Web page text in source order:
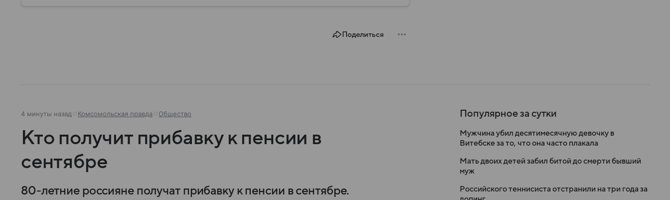
Поделиться
4 минуты назад Комсомольская правда Общество
Кто получит прибавку к пенсии в
сентябре
80-летние россияне получат прибавку к пенсии в сентябре.
Популярное за сутки
Мужчина убил десятимесячную девочку в
Витебске за то, что она часто плакала
Мать двоих детей забил битой до смерти бывший
муж
Российского теннисиста отстранили на три года за